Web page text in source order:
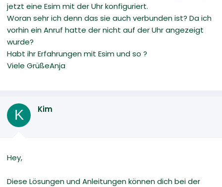
jetzt eine Esim mit der Uhr konfiguriert.
Woran sehr ich denn das sie auch verbunden ist? Da ich
vorhin ein Anruf hatte der nicht auf der Uhr angezeigt
wurde?
Habt ihr Erfahrungen mit Esim und so ?
Viele GrüßeAnja
K Kim
Hey,
Diese Lösungen und Anleitungen können dich bei der